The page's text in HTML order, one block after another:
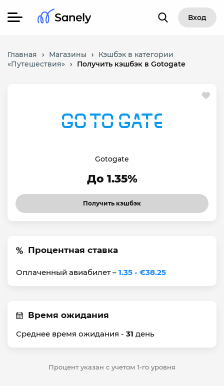
Вход
Главная › Магазины ›
Кэшбэк в категории
«Путешествия» › Получить кэшбэк в Gotogate
Gotogate
До 1.35%
Получить кэшбэк
Процентная ставка
Оплаченный авиабилет – 1.35 - €38.25
Время ожидания
Среднее время ожидания - 31 день
Процент указан с учетом 1-го уровня